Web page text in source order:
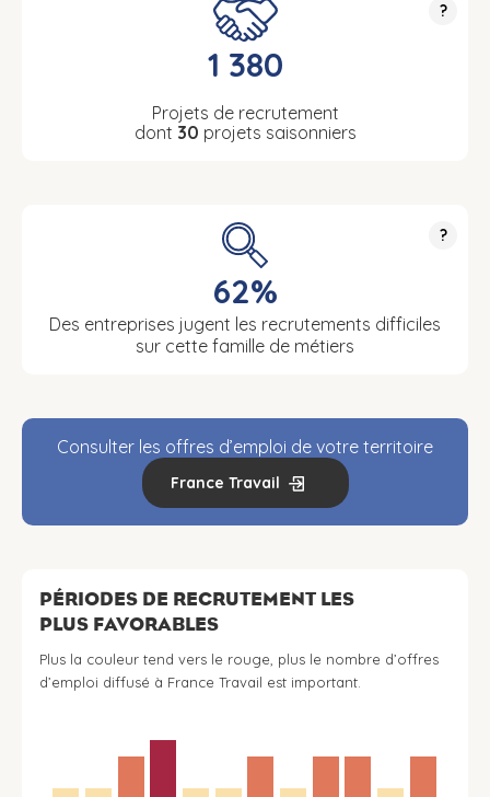
?
1 380
Projets de recrutement
dont 30 projets saisonniers
?
62%
Des entreprises jugent les recrutements difficiles
sur cette famille de métiers
Consulter les offres d’emploi de votre territoire
France Travail
PÉRIODES DE RECRUTEMENT LES
PLUS FAVORABLES
Plus la couleur tend vers le rouge, plus le nombre d’offres
d’emploi diffusé à France Travail est important.